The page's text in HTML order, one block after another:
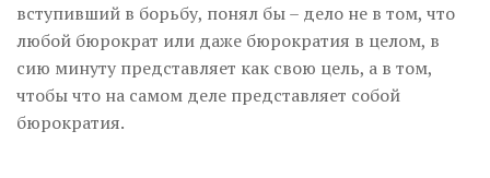
вступивший в борьбу, понял бы – дело не в том, что
любой бюрократ или даже бюрократия в целом, в
сию минуту представляет как свою цель, а в том,
чтобы что на самом деле представляет собой
бюрократия.